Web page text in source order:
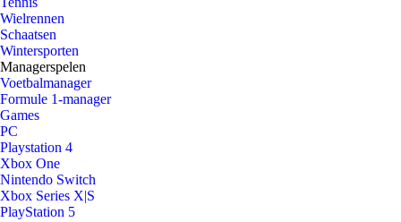
Wielrennen
Schaatsen
Wintersporten
Managerspelen
Voetbalmanager
Formule 1-manager
Games
PC
Playstation 4
Xbox One
Nintendo Switch
Xbox Series X|S
PlayStation 5